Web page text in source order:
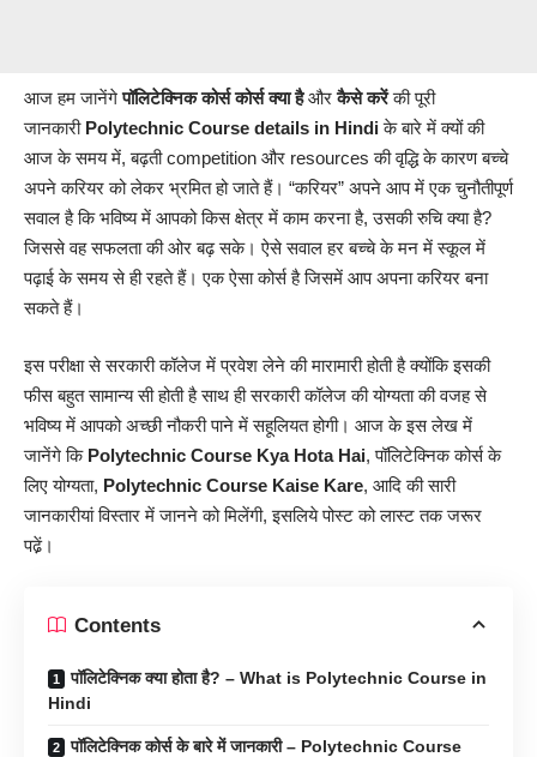
आज हम जानेंगेपॉलिटेक्निक कोर्सकोर्स क्या हैऔरकैसे करें की पूरी
जानकारीPolytechnic Course details in Hindiके बारे में क्यों की
आज के समय में, बढ़ती competition और resources की वृद्धि के कारण बच्चे
अपने करियर को लेकर भ्रमित हो जाते हैं। “करियर” अपने आप में एक चुनौतीपूर्ण
सवाल है कि भविष्य में आपको किस क्षेत्र में काम करना है, उसकी रुचि क्या है?
जिससे वह सफलता की ओर बढ़ सके। ऐसे सवाल हर बच्चे के मन में स्कूल में
पढ़ाई के समय से ही रहते हैं। एक ऐसा कोर्स है जिसमें आप अपना करियर बना
सकते हैं।
इस परीक्षा से सरकारी कॉलेज में प्रवेश लेने की मारामारी होती है क्योंकि इसकी
फीस बहुत सामान्य सी होती है साथ ही सरकारी कॉलेज की योग्यता की वजह से
भविष्य में आपको अच्छी नौकरी पाने में सहूलियत होगी। आज के इस लेख में
जानेंगे कि Polytechnic Course Kya Hota Hai, पॉलिटेक्निक कोर्स के
लिए योग्यता, Polytechnic Course Kaise Kare, आदि की सारी
जानकारीयां विस्तार में जानने को मिलेंगी, इसलिये पोस्ट को लास्ट तक जरूर
पढे़ं।
Contents
पॉलिटेक्निक क्या होता है? – What is Polytechnic Course in
Hindi
पॉलिटेक्निक कोर्स के बारे में जानकारी – Polytechnic Course